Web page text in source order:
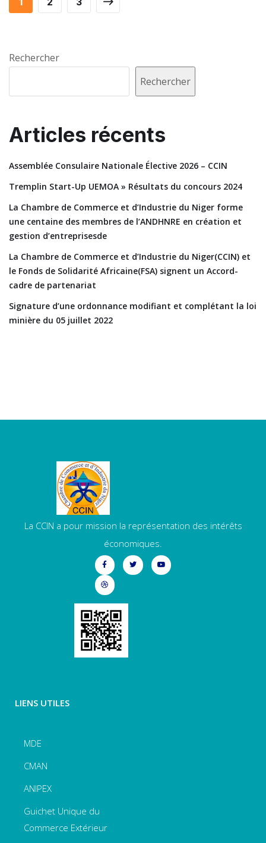
Rechercher
Rechercher
Articles récents
Assemblée Consulaire Nationale Élective 2026 – CCIN
Tremplin Start-Up UEMOA » Résultats du concours 2024
La Chambre de Commerce et d’Industrie du Niger forme
une centaine des membres de l’ANDHNRE en création et
gestion d’entreprisesde
La Chambre de Commerce et d’Industrie du Niger(CCIN) et
le Fonds de Solidarité Africaine(FSA) signent un Accord-
cadre de partenariat
Signature d’une ordonnance modifiant et complétant la loi
minière du 05 juillet 2022
La CCIN a pour mission la représentation des intérêts
économiques.
LIENS UTILES
MDE
CMAN
ANIPEX
Guichet Unique du
Commerce Extérieur